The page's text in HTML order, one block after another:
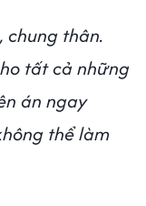
chung thân.
tất cả những
án ngay
thể làm